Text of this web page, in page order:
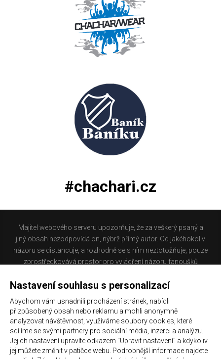
#chachari.cz
Majitel webového serveru upozorňuje, že za veškerý psaný a
jiný obsah nezodpovídá on, nýbrž přímý autor. Od jakéhokoliv
názoru se distancuje, a rozhodně se s ním neztotožňuje, pouze
zprostředkovává prostor pro vyjádření názoru fanoušků
nacházíte obsahuje materiál, který někteří lidé mohou
nejsou dle právní úpravy zákona č. 480/2004 Sb., o některých
službách informační společnosti a o změně některých zákonů
(zákon o některých službách informační společnosti) a
zejména §6 citovaného zákona, odpovědni za příspěvky
návštěvníků těchto stránek.
Nastavení souhlasu s personalizací
Abychom vám usnadnili procházení stránek, nabídli
přizpůsobený obsah nebo reklamu a mohli anonymně
analyzovat návštěvnost, využíváme soubory cookies, které
sdílíme se svými partnery pro sociální média, inzerci a analýzu.
Jejich nastavení upravíte odkazem "Upravit nastavení" a kdykoliv
jej můžete změnit v patičce webu. Podrobnější informace najdete